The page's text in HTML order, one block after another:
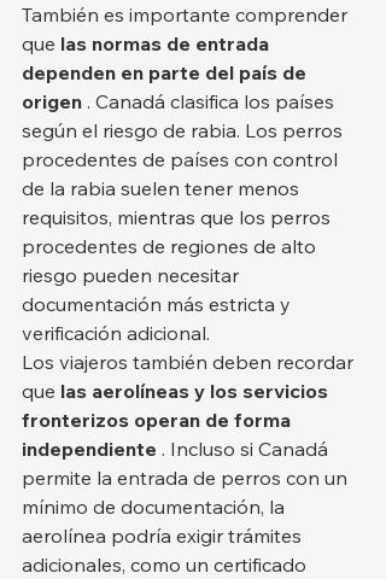
También es importante comprender
que las normas de entrada
dependen en parte del país de
origen . Canadá clasifica los países
según el riesgo de rabia. Los perros
procedentes de países con control
de la rabia suelen tener menos
requisitos, mientras que los perros
procedentes de regiones de alto
riesgo pueden necesitar
documentación más estricta y
verificación adicional.
Los viajeros también deben recordar
que las aerolíneas y los servicios
fronterizos operan de forma
independiente . Incluso si Canadá
permite la entrada de perros con un
mínimo de documentación, la
aerolínea podría exigir trámites
adicionales, como un certificado